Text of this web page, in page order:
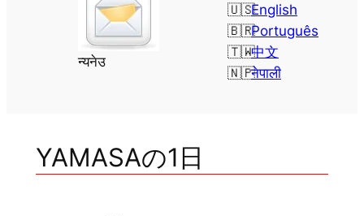
न्यनेउ
English
नेपाली
Português
中文
YAMASAの1日